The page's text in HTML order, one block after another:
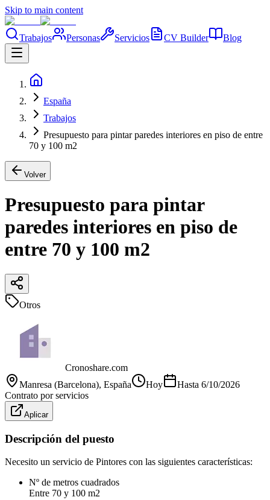
Skip to main content
Trabajos Personas Servicios CV Builder Blog
España
Trabajos
Presupuesto para pintar paredes interiores en piso de entre
70 y 100 m2
Volver
Presupuesto para pintar
paredes interiores en piso de
entre 70 y 100 m2
Otros
Cronoshare.com
Manresa (Barcelona), España Hoy Hasta 6/10/2026
Contrato por servicios
Aplicar
Descripción del puesto
Necesito un servicio de Pintores con las siguientes características:
Nº de metros cuadrados
Entre 70 y 100 m2